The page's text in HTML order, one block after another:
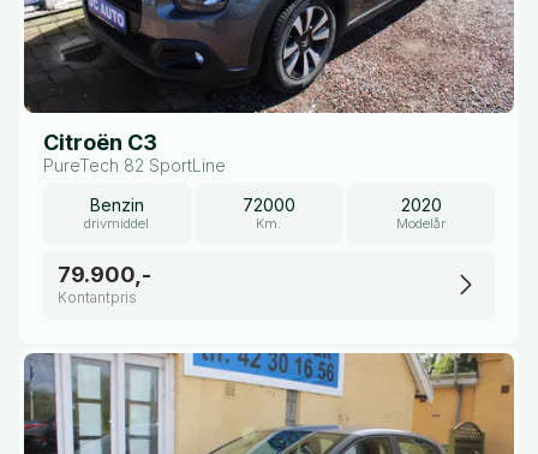
Citroën C3
PureTech 82 SportLine
Benzin
drivmiddel
72000
Km.
2020
Modelår
79.900,-
Kontantpris